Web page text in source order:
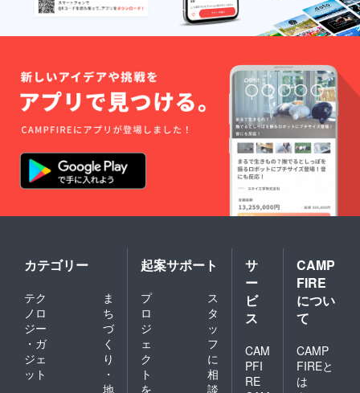
カテゴリー
テク
ノロ
ジー
・ガ
ジェ
ット
ま
ち
づ
く
り
・
地
起案サポート
プ
ロ
ジ
ェ
ク
ト
を
ス
タ
ッ
フ
に
相
談
サ
ー
ビ
ス
CAM
PFI
RE
CAMP
FIRE
につい
て
CAMP
FIREと
は